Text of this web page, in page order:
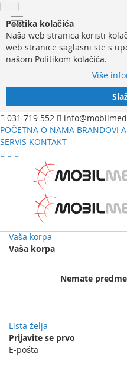
Politika kolačića
Naša web stranica koristi
web stranice saglasni ste s
našom Politikom kolačića.
Više
031 719 552
POČETNA O NAMA BRANDOVI
SERVIS KONTAKT
Vaša korpa
Vaša korpa
Nemate
Lista želja
Prijavite se prvo
E-pošta